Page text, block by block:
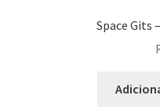
Space Gits